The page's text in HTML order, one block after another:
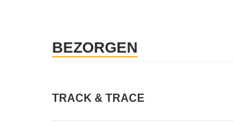
BEZORGEN
TRACK & TRACE